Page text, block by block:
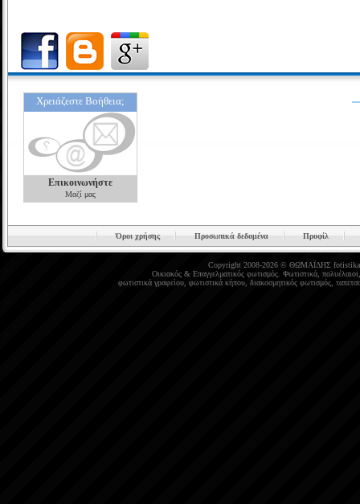
Χρειάζεστε Βοήθεια;
Επικοινωνήστε
Μαζί μας
Όροι χρήσης Προσωπικά δεδομένα Προφίλ
Copyright 2008-2026 © ΘΩΜΑΪΔΗΣ
Οικιακός& Επαγγελματικός φωτισμός. Φωτιστικά, πολυέλαιοι
φωτιστικά γραφείου, φωτιστικά κήπου, διακοσμητικός φωτισμός,